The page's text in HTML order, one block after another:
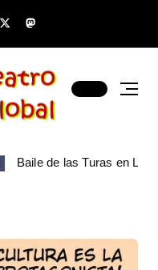
Baile de las Turas en